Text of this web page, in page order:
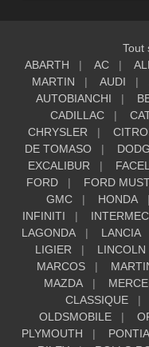
Tout
ABARTH
AC
MARTIN
AUDI
AUTOBIANCHI
CADILLAC
CHRYSLER
DE TOMASO
EXCALIBUR
FORD
FORD
GMC
HONDA
INFINITI
LAGONDA
LANCIA
LIGIER
LINCOLN
MARCOS
MAZDA
CLASSIQUE
OLDSMOBILE
PLYMOUTH